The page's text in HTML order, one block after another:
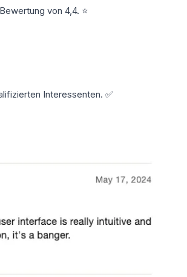
von 4,4. ⭐️
Interessenten. ✅